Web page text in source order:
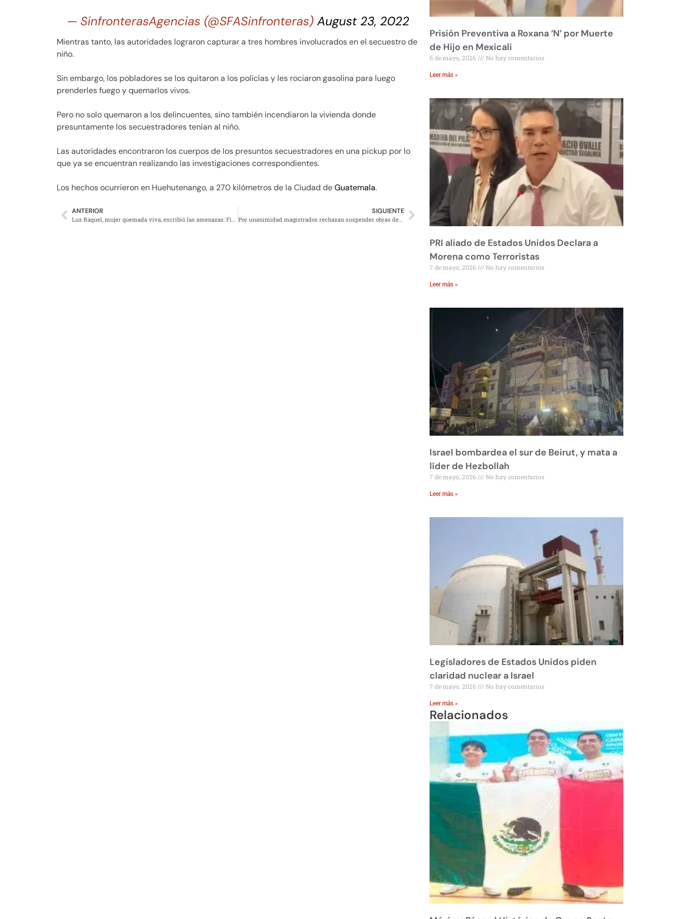
— SinfronterasAgencias (@SFASinfronteras)August 23, 2022
Mientras tanto, las autoridades lograron capturar a tres hombres involucrados en el secuestro de
niño.
Sin embargo, los pobladores se los quitaron a los policías y les rociaron gasolina para luego
prenderles fuego y quemarlos vivos.
Pero no solo quemaron a los delincuentes, sino también incendiaron la vivienda donde
presuntamente los secuestradores tenían al niño.
Las autoridades encontraron los cuerpos de los presuntos secuestradores en una pickup por lo
que ya se encuentran realizando las investigaciones correspondientes.
Los hechos ocurrieron en Huehutenango, a 270 kilómetros de la Ciudad deGuatemala.
ANTERIOR
Luz Raquel, mujer quemada viva, escribió las amenazas: Fiscal de Jalisco
SIGUIENTE
Por unanimidad magistrados rechazan suspender obras del Tren Maya
Prisión Preventiva a Roxana ‘N’ por Muerte
de Hijo en Mexicali
6 de mayo, 2026 No hay comentarios
Leer más »
PRI aliado de Estados Unidos Declara a
Morena como Terroristas
7 de mayo, 2026 No hay comentarios
Leer más »
Israel bombardea el sur de Beirut, y mata a
líder de Hezbollah
7 de mayo, 2026 No hay comentarios
Leer más »
Legisladores de Estados Unidos piden
claridad nuclear a Israel
7 de mayo, 2026 No hay comentarios
Leer más »
Relacionados